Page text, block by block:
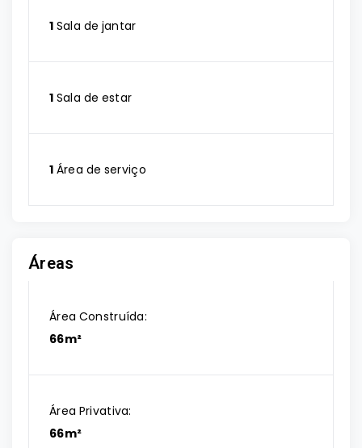
1 Sala de jantar
1 Sala de estar
1 Área de serviço
Áreas
Área Construída:
66m²
Área Privativa:
66m²